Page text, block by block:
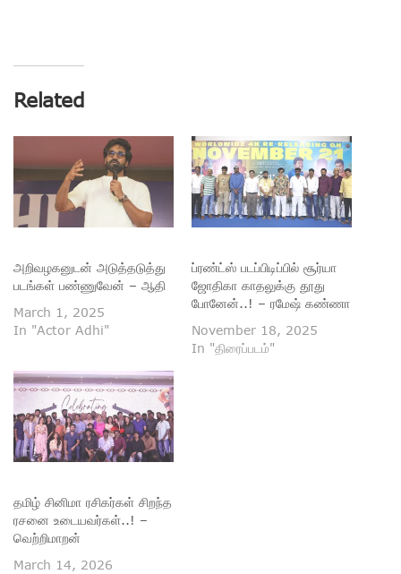
Related
அறிவழகனுடன் அடுத்தடுத்து
படங்கள் பண்ணுவேன் – ஆதி
March 1, 2025
In "Actor Adhi"
ப்ரண்ட்ஸ் படப்பிடிப்பில் சூர்யா
ஜோதிகா காதலுக்கு தூது
போனேன்..! – ரமேஷ் கண்ணா
November 18, 2025
In "திரைப்படம்"
தமிழ் சினிமா ரசிகர்கள் சிறந்த
ரசனை உடையவர்கள்..! –
வெற்றிமாறன்
March 14, 2026